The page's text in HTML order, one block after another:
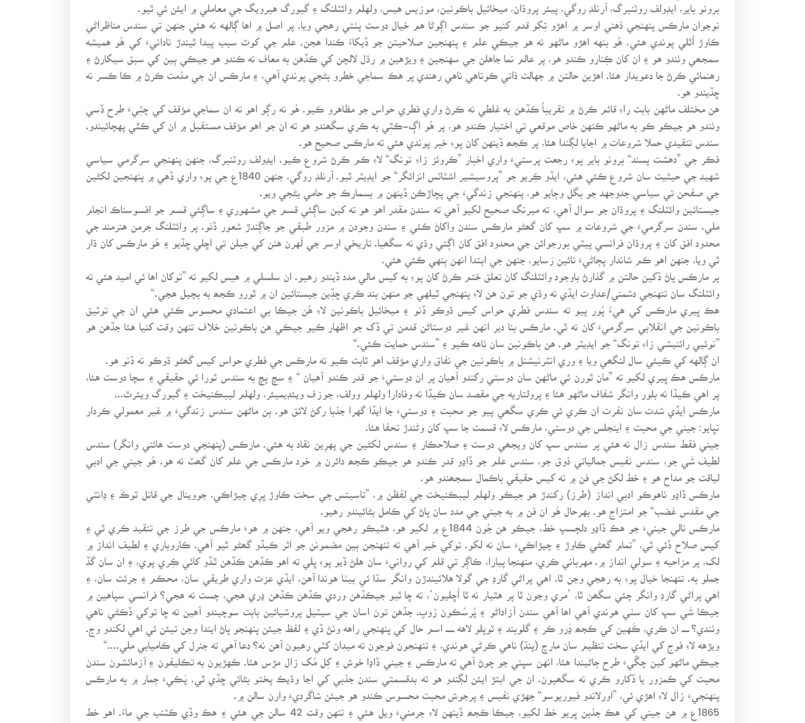
برونو باير، ايڊولف روٽنبرگ، آرنلڊ روگي، پيئر پروڌان، ميخائيل باڪونين، موزيس هيس، ولهلم وائٽلنگ ۽ گيورگ هيرويگ جي معاملي ۾ ايئن ئي ٿيو.
نوجوان مارڪس پنهنجي ذهني اوسر ۾ اهڙو تِکو قدم کنيو جو سندس اڳوڻا هم خيال دوست پٺتي رهجي ويا. پر اصل ۾ اها ڳالهه نه هئي جنهن تي سندس مناظراڻي
ڪاوڙ اُٿلي پوندي هئي. هُو بنهه اهڙو ماڻهو نه هو جيڪي علم ۽ پنهنجين صلاحيتن جو ڏيکاءُ ڪندا هجن. علم جي کوٽ سبب پيدا ٿيندڙ نادانيءَ کي هُو هميشه
سمجھي وٺندو هو ۽ ان کان ڪِنارو ڪندو هو، پر عالم نما جاهلن جي سهنجين ۽ ويڙهين ۾ رڌل لالچن کي ڪڏهن به معاف نه ڪندو هو جيڪي ٻين کي سبق سيکارڻ ۽
رهنمائي ڪرڻ جا دعويدار هئا. اهڙين حالتن ۾ جهالت ذاتي ڪوتاهي ناهي رهندي پر هڪ سماجي خطرو بڻجي پوندي آهي، ۽ مارڪس ان جي مذمت ڪرڻ ۾ ڪا ڪسر نه
ڇڏيندو هو.
هن مختلف ماڻهن بابت راءِ قائم ڪرڻ ۾ تقريباً ڪڏهن به غلطي نه ڪرڻ واري فطري حواس جو مظاهرو ڪيو. هُو نه رڳو اهو ته ان سماجي مؤقف کي چٽِيءَ طرح ڏسي
وٺندو هو جيڪو ڪو به ماڻهو ڪنهن خاص موقعي تي اختيار ڪندو هو، پر هُو اڳ-ڪٿي به ڪري سگھندو هو ته ان جو اهو مؤقف مستقبل ۾ ان کي ڪٿي پهچائيندو.
سندس تنقيدي حملا شروعات ۾ اجايا لڳندا هئا، پر ڪجھ ڏينهن کان پوءِ خبر پوندي هئي ته مارڪس صحيح هو.
فڪر جي ”دهشت پسند“ برونو باير پوءِ رجعت پرستيءَ واري اخبار ”ڪروئز زاءِ تونگ“ لاءِ ڪم ڪرڻ شروع ڪيو. ايڊولف روٽنبرگ، جنهن پنهنجي سرگرمي سياسي
شهيد جي حيثيت سان شروع ڪئي هئي، ايڏو ڪِريو جو ”پروسيشير اشٽاٽس انزائگر“ جو ايڊيٽر ٿيو. آرنلڊ روگي، جنهن 1840ع جي پوءِ واري ڏهي ۾ پنهنجين لکڻين
جي صفحن تي سياسي جدوجهد جو بگل وڄايو هو، پنهنجي زندگيءَ جي پڇاڙڪن ڏينهن ۾ بسمارڪ جو حامي بڻجي ويو.
جيستائين وائٽلنگ ۽ پروڌان جو سوال آهي، ته ميرنگ صحيح لکيو آهي ته سندن مقدر اهو هو ته کين ساڳئي قسم جي مشهوري ۽ ساڳئي قسم جو افسوسناڪ انجام
ملي. سندن سرگرميءَ جي شروعات ۾ سڀ کان گھڻو مارڪس سندن واکاڻ ڪئي ۽ سندن وجودن ۾ مزور طبقي جو جاڳندڙ شعور ڏٺو. پر وائٽلنگ جرمن هنرمند جي
محدود افق کان ۽ پروڌان فرانسي پيٽي بورجوائن جي محدود افق کان اڳتي وڌي نه سگھيا. تاريخي اوسر جي لَهرن هنن کي جبلن تي اڇلي ڇڏيو ۽ هُو مارڪس کان ڌار
ٿي ويا، جنهن اهو ڪم شاندار پڄاڻيءَ تائين رَسايو، جنهن جي ابتدا انهن ٻنهي ڪئي هئي.
پر مارڪس پاڻ ڏکين حالتن ۾ گذارڻ باوجود وائٽلنگ کان تعلق ختم ڪرڻ کان پوءِ به کيس مالي مدد ڏيندو رهيو. ان سلسلي ۾ هيس لکيو ته ”توکان اها ئي اميد هئي ته
وائٽلنگ سان تنهنجي دشمني/عداوت ايڏي نه وڌي جو تون هن لاءِ پنهنجي ٿيلهي جو منهن بند ڪري ڇڏِين جيستائين ان ۾ ٿورو ڪجھ به بچيل هجي.“
هڪ ڀيري مارڪس کي هيءُ پُور پيو ته سندس فطري حواس کيس ڌوڪو ڏنو ۽ ميخائيل باڪونين لاءِ هُن جيڪا بي اعتمادي محسوس ڪئي هئي ان جي توثيق
باڪونين جي انقلابي سرگرميءَ کان نه ٿي. مارڪس بنا دير انهن غير دوستاڻن قدمن تي ڏک جو اظهار ڪيو جيڪي هن باڪونين خلاف تنهن وقت کنيا هئا جڏهن هو
”نوئيي رائنيشي زاءِ تونگ“ جو ايڊيٽر هو. هن باڪونين سان ٺاهه ڪيو ۽ ”سندس حمايت ڪئي.“
ان ڳالهه کي ڪيئي سال لنگھي ويا ۽ وري انٽرنيشنل ۾ باڪونين جي نفاق واري مؤقف اهو ثابت ڪيو ته مارڪس جي فطري حواس کيس گھڻو ڌوڪو نه ڏنو هو.
مارڪس هڪ ڀيري لکيو ته ”مان ٿورن ئي ماڻهن سان دوستي رکندو آهيان پر ان دوستيءَ جو قدر ڪندو آهيان “ ۽ سچ پچ به سندس ٿورا ئي حقيقي ۽ سچا دوست هئا،
پر اهي ڪيڏا نه بلور وانگر شفاف ماڻهو هئا ۽ پرولتاريه جي مقصد سان ڪيڏا نه وفادار! ولهلم وولف، جوزف ويئڊيميئر، ولهلم ليبڪنيخت ۽ گيورگ ويئرٿ...
مارڪس ايڏي شدت سان نفرت ان ڪري ئي ڪري سگھي پيو جو محبت ۽ دوستيءَ جا ايڏا گهرا جذبا رکڻ لائق هو. ٻن ماڻهن سندس زندگيءَ ۾ غير معمولي ڪردار
نڀايو: جيني جي محبت ۽ اينجلس جي دوستي، مارڪس لاءِ قسمت جا سڀ کان وڻندڙ تحفا هئا.
جيني فقط سندس زال نه هئي پر سندس سڀ کان ويجھي دوست ۽ صلاحڪار ۽ سندس لکڻين جي پهرِين نقاد به هئي. مارڪس (پنهنجي دوست هائني وانگر) سندس
لطيف شَي جو، سندس نفيس جمالياتي ذوق جو، سندس علم جو ڏاڍو قدر ڪندو هو جيڪو ڪجھ دائرن ۾ خود مارڪس جي علم کان گھٽ نه هو. هُو جيني جي ادبي
لياقت جو مداح هو ۽ خط لکڻ جي فن ۾ ته کيس حقيقي باڪمال سمجھندو هو.
مارڪس ڏاڍو ٺاهوڪو ادبي انداز (طرز) رکندڙ هو جيڪو ولهلم ليبڪنيخت جي لفظن ۾، ”تاسيتس جي سخت ڪاوڙ ڀرِي چيڙاڪي، جووينال جي قاتل ٽوڪَ ۽ ڊانٽي
جي مقدس غضب“ جو امتزاج هو. بهرحال هُو ان فن ۾ به جيني جي مدد سان پاڻ کي ڪامل بڻائيندو رهيو.
مارڪس نالي جينيءَ جو هڪ ڏاڍو دلچسپ خط، جيڪو هن جُون 1844ع ۾ لکيو هو، هٿيڪو رهجي ويو آهي، جنهن ۾ هوءَ مارڪس جي طرز جي تنقيد ڪري ٿي ۽
کيس صلاح ڏئي ٿي، ”تمام گھڻي ڪاوڙ ۽ چيڙاڪيءَ سان نه لکو. توکي خبر آهي ته تنهنجن ٻين مضمونن جو اثر ڪيڏو گھڻو ٿيو آهي. ڪاروباري ۽ لطيف انداز ۾
لک، پر مزاحيه ۽ سولي انداز ۾. مهرباني ڪري، منهنجا پيارا، ڪاڳر تي قلم کي روانيءَ سان هلڻ ڏيو پوءِ ڀلي ته اهو ڪڏهن ڪڏهن ٿـڏو کائي ڪِري پوي، ۽ ان سان گڏ
جملو به. تنهنجا خيال پوءِ به رهجي وڃن ٿا. اهي پراڻي گارڊ جي گولا هلائيندڙن وانگر سڌا ئي بيٺا هوندا آهن، ايڏي عزت واري طريقي سان، محڪم ۽ جرئت سان، ۽
اهي پراڻي گارڊ وانگر چئي سگھن ٿا، ’مري وڃون ٿا پر هٿيار نه ٿا اُڇليون‘، ته ڇا ٿيو جيڪڏهن وردي ڪڏهن ڪڏهن ڍري هجي، چست نه هجي؟ فرانسي سپاهين ۾
جيڪا شَي سڀ کان سٺي هوندي آهي اها آهي سندن آزاداڻو ۽ پُرسُڪون رُوپ. جڏهن تون اسان جي سيٽيل پروشيائين بابت سوچيندو آهين ته ڇا توکي ڏڪڻي ناهي
وٺندي؟ ــــــ ان ڪري، ڪَهين کي ڪجھ ڍَرو ڪر ۽ گلوبند ۽ ٽوپلو لاهه ـــــــ اسم حال کي پنهنجي راهه وٺڻ ڏي ۽ لفظ جيئن پنهنجو پاڻ ايندا وڃن تيئن ئي اهي لکندو وڃ.
ويڙهه لاءِ فوج کي ايڏي سخت تنظيم سان مارچ (پنڌ) ناهي ڪرڻي هوندي، ۽ تنهنجون فوجون ته ميدان کٽي رهيون آهن نه؟ دعا آهي ته جنرل کي ڪاميابي ملي....“
جيڪي ماڻهو کين چڱيءَ طرح ڄاڻيندا هئا، انهن سڀني جو چوڻ آهي ته مارڪس ۽ جيني ڏاڍا خوش ۽ کِل مُک زال مڙس هئا. ڪهڙيون به تڪليفون ۽ آزمائشون سندن
محبت کي ڪمزور يا ڏکارو ڪري نه سگھيون. ان جي ابتڙ ايئن لڳندو هو ته بدقسمتي سندن جذبي کي اڃا وڌيڪ پختو بڻائي ڇڏي ٿي. پَڪيءَ ڄمار ۾ به مارڪس
پنهنجيءَ زال لاءِ اهڙي ئي، ”اورلاندو فيوريوسو“ جهڙي نفيس ۽ پرجوش محبت محسوس ڪندو هو جيئن شاگرديءَ وارن سالن ۾.
1865ع ۾ هن جيني کي هڪ جذبن ڀريو خط لکيو، جيڪا ڪجھ ڏينهن لاءِ جرمنيءَ ويل هئي ۽ تنهن وقت 42 سالن جي هئي ۽ هڪ وڏي ڪٽنب جي ماءُ. اهو خط